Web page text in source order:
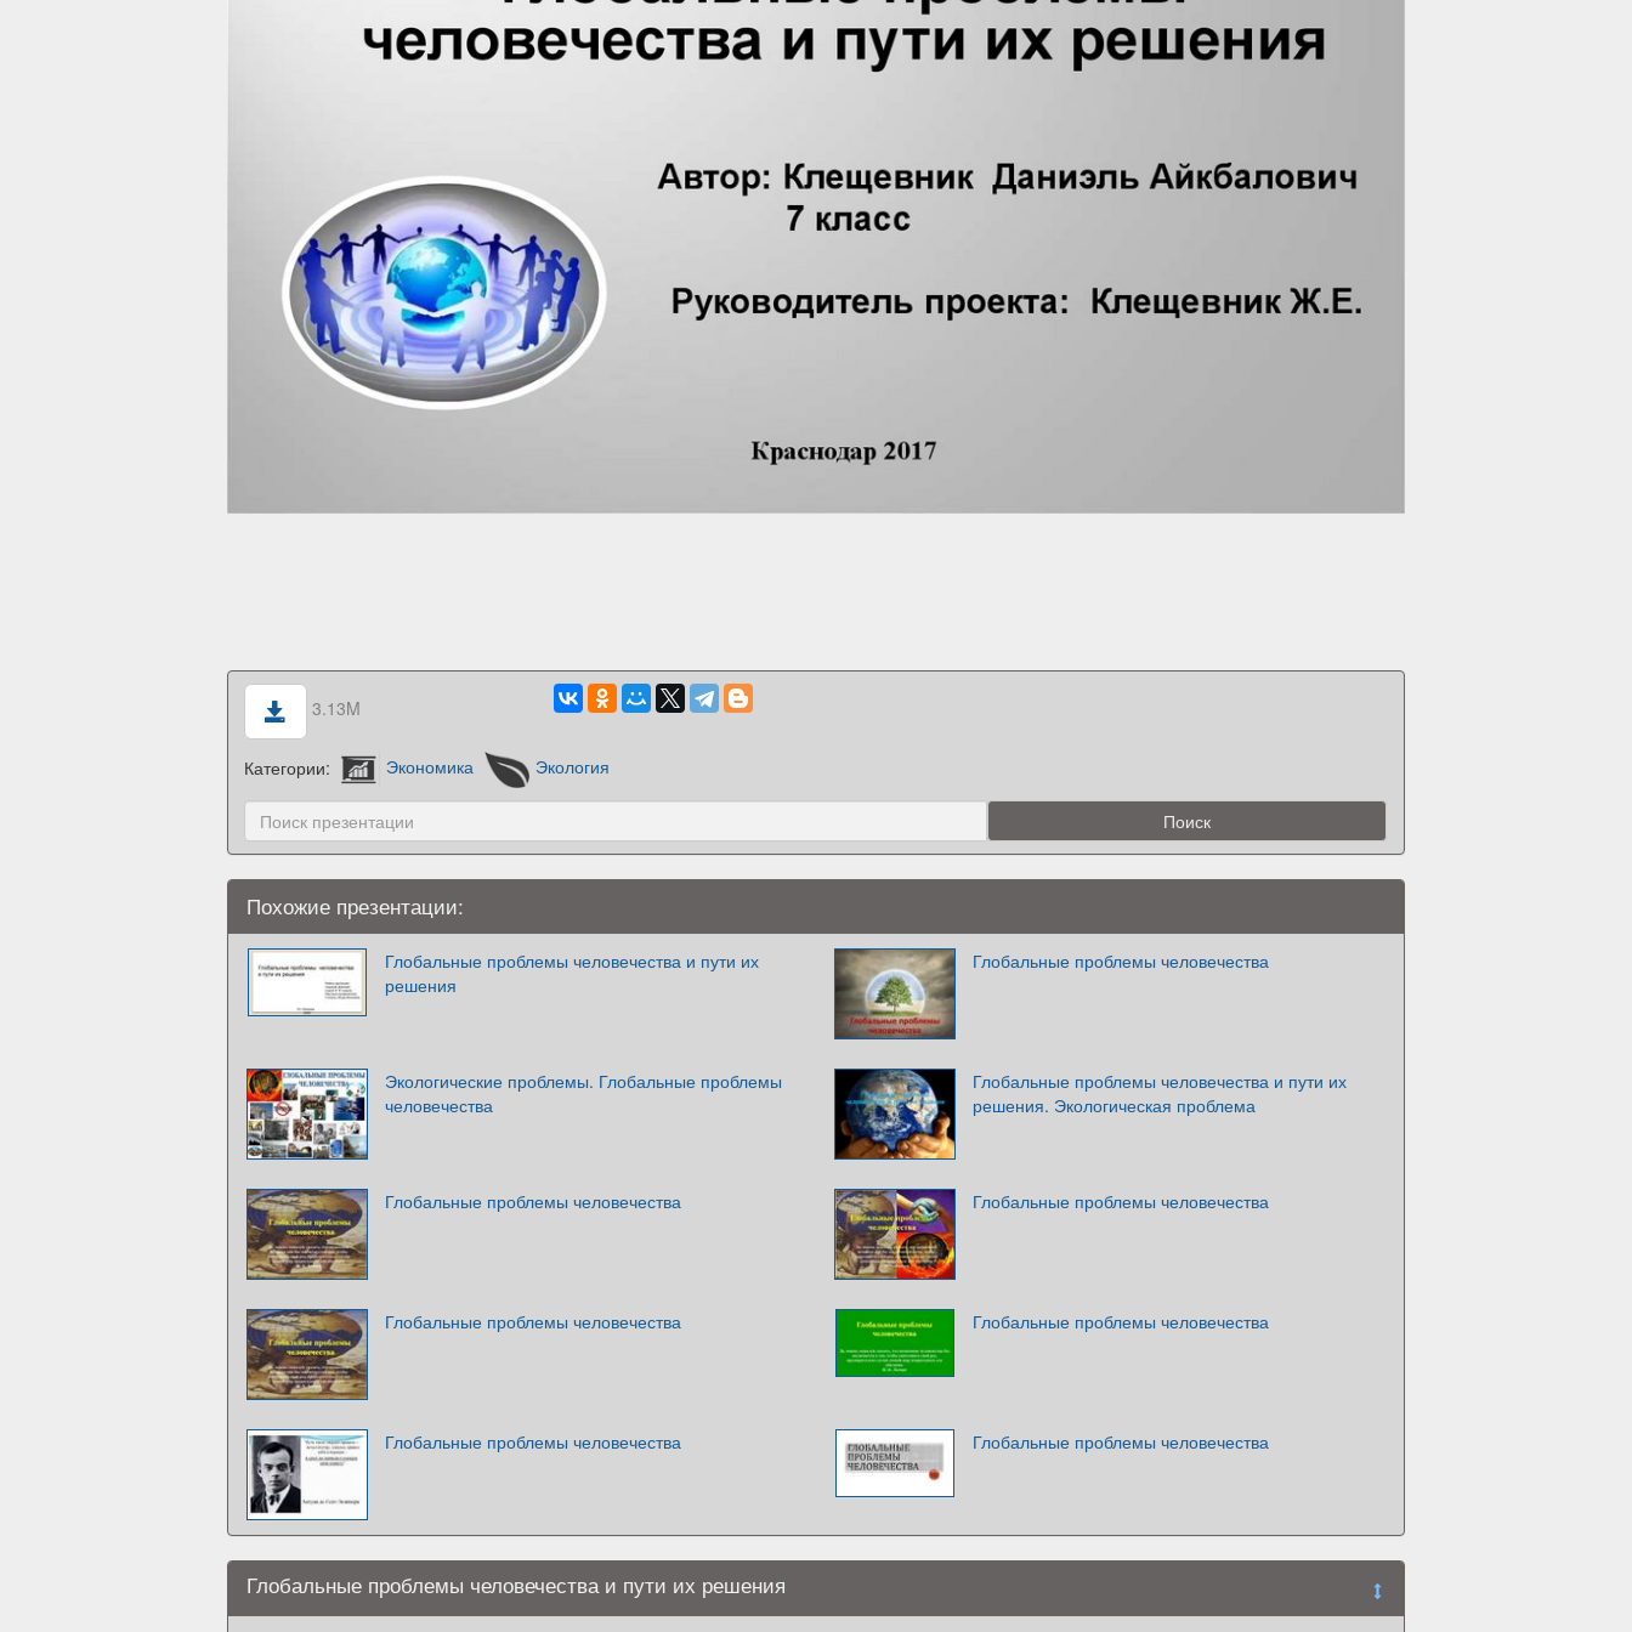
3.13M
Категории: Экономика Экология
Похожие презентации:
Глобальные проблемы человечества и пути их
решения
Глобальные проблемы человечества
Экологические проблемы. Глобальные проблемы
человечества
Глобальные проблемы человечества и пути их
решения. Экологическая проблема
Глобальные проблемы человечества Глобальные проблемы человечества
Глобальные проблемы человечества Глобальные проблемы человечества
Глобальные проблемы человечества Глобальные проблемы человечества
Глобальные проблемы человечества и пути их решения